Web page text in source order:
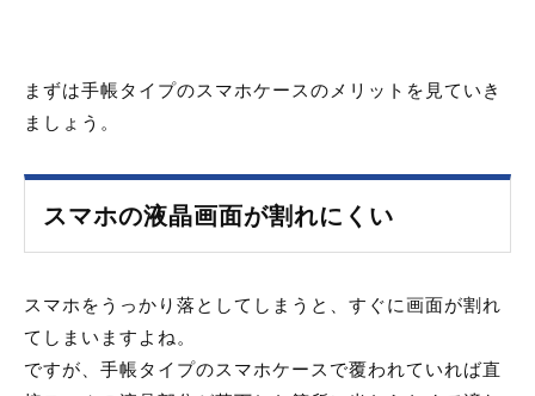
まずは手帳タイプのスマホケースのメリットを見ていき
ましょう。
スマホの液晶画面が割れにくい
スマホをうっかり落としてしまうと、すぐに画面が割れ
てしまいますよね。
ですが、手帳タイプのスマホケースで覆われていれば直